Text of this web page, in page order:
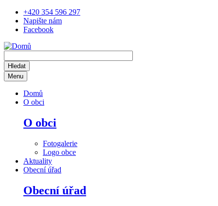
Přejít
hlavnímu
+420 354 596 297
Napište nám
Facebook
navigation
Menu
Domů
O obci
O obci
Fotogalerie
Logo obce
Aktuality
Obecní úřad
Obecní úřad